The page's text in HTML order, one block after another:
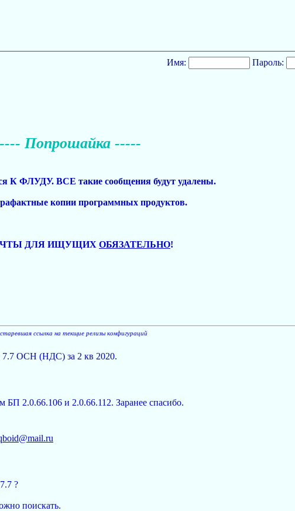
Имя: Пароль:
Попрошайка -----
ФЛУДУ. ВСЕ такие сообщения будут удалены.
копии программных продуктов.
ДЛЯ ИЩУЩИХ ОБЯЗАТЕЛЬНО!
ссылка на текщие релизы конфигураций
7.7 ОСН (НДС) за 2 кв 2020.
2.0.66.106 и 2.0.66.112. Заранее спасибо.
?
поискать.